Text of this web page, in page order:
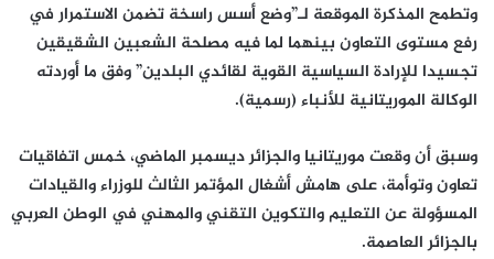
وتطمح المذكرة الموقعة لـ”وضع أسس راسخة تضمن الاستمرار في
رفع مستوى التعاون بينهما لما فيه مصلحة الشعبين الشقيقين
تجسيدا للإرادة السياسية القوية لقائدي البلدين” وفق ما أوردته
الوكالة الموريتانية للأنباء (رسمية).
وسبق أن وقعت موريتانيا والجزائر ديسمبر الماضي، خمس اتفاقيات
تعاون وتوأمة، على هامش أشغال المؤتمر الثالث للوزراء والقيادات
المسؤولة عن التعليم والتكوين التقني والمهني في الوطن العربي
بالجزائر العاصمة.